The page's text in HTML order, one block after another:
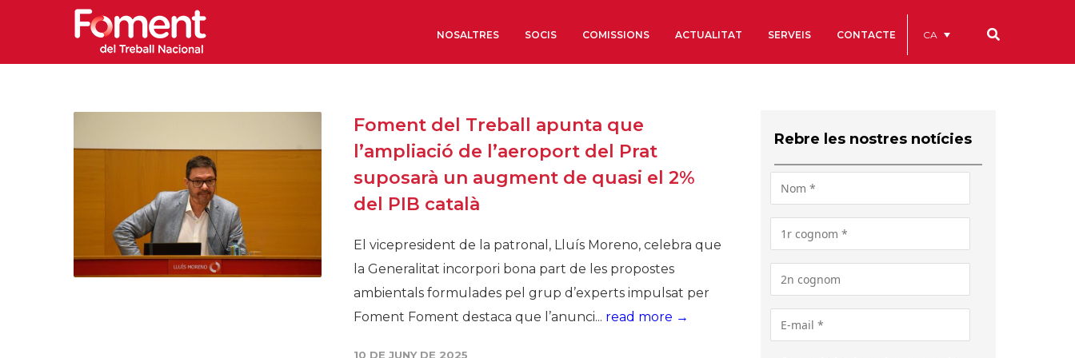
NOSALTRES
Òrgans de Govern
Òrgans Consultius
Estructura Executiva
Econòmics i Socials
Organitzacions territorials
Organitzacions sectorials
Comptes Anuals
Estatuts
Portal de la Transparència
SOCIS COMISSIONS ACTUALITAT SERVEIS CONTACTE CA
Foment del Treball apunta que
l’ampliació de l’aeroport del Prat
suposarà un augment de quasi el 2%
del PIB català
El vicepresident de la patronal, Lluís Moreno, celebra que
la Generalitat incorpori bona part de les propostes
ambientals formulades pel grup d’experts impulsat per
Foment Foment destaca que l’anunci... read more →
10 DE JUNY DE 2025
Rebre les nostres notícies